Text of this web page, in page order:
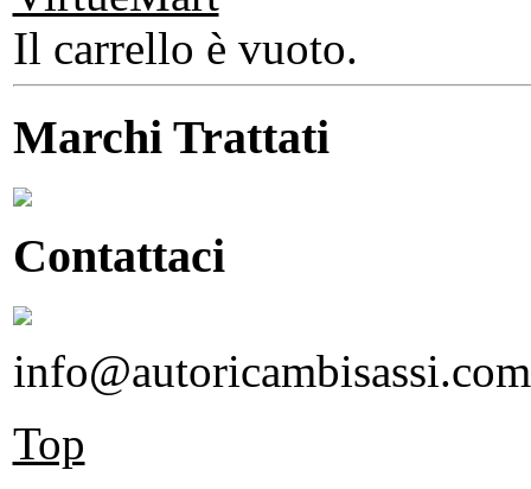
Il carrello è vuoto.
Marchi Trattati
Contattaci
info@autoricambisassi.com
Top